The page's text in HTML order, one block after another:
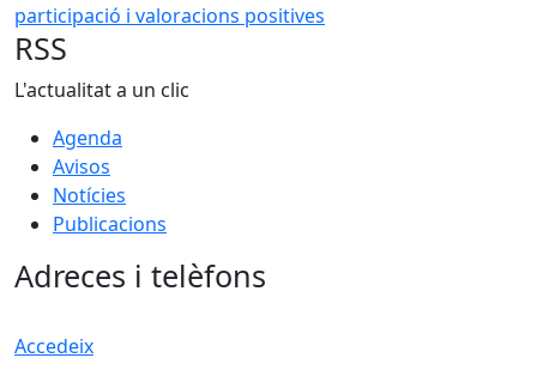
RSS
L'actualitat a un clic
Agenda
Avisos
Notícies
Publicacions
Adreces i telèfons
Accedeix